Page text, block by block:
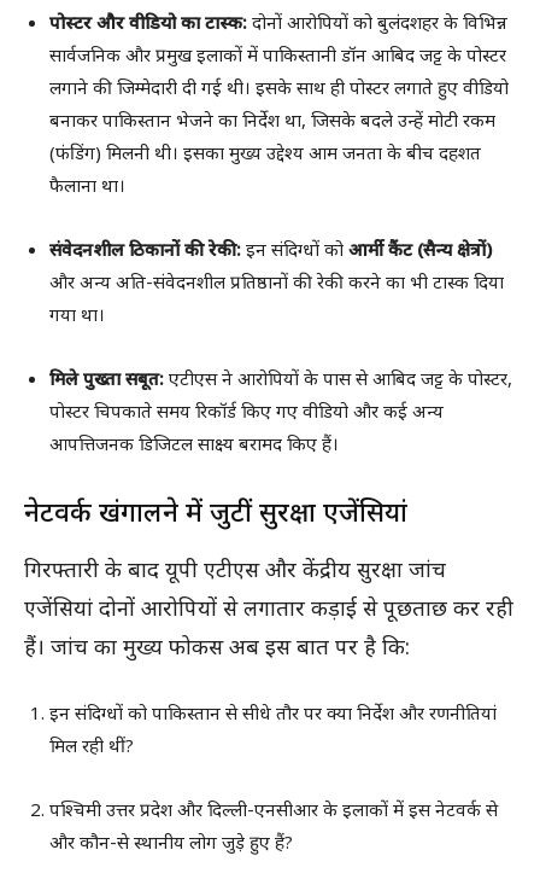
पोस्टर और वीडियो का टास्क: दोनों आरोपियों को बुलंदशहर के विभिन्न
सार्वजनिक और प्रमुख इलाकों में पाकिस्तानी डॉन आबिद जट्ट के पोस्टर
लगाने की जिम्मेदारी दी गई थी। इसके साथ ही पोस्टर लगाते हुए वीडियो
बनाकर पाकिस्तान भेजने का निर्देश था, जिसके बदले उन्हें मोटी रकम
(फंडिंग) मिलनी थी। इसका मुख्य उद्देश्य आम जनता के बीच दहशत
फैलाना था।
संवेदनशील ठिकानों की रेकी: इन संदिग्धों को आर्मी कैंट (सैन्य क्षेत्रों)
और अन्य अति-संवेदनशील प्रतिष्ठानों की रेकी करने का भी टास्क दिया
गया था।
मिले पुख्ता सबूत: एटीएस ने आरोपियों के पास से आबिद जट्ट के पोस्टर,
पोस्टर चिपकाते समय रिकॉर्ड किए गए वीडियो और कई अन्य
आपत्तिजनक डिजिटल साक्ष्य बरामद किए हैं।
नेटवर्क खंगालने में जुटीं सुरक्षा एजेंसियां
गिरफ्तारी के बाद यूपी एटीएस और केंद्रीय सुरक्षा जांच
एजेंसियां दोनों आरोपियों से लगातार कड़ाई से पूछताछ कर रही
हैं। जांच का मुख्य फोकस अब इस बात पर है कि:
इन संदिग्धों को पाकिस्तान से सीधे तौर पर क्या निर्देश और रणनीतियां
मिल रही थीं?
पश्चिमी उत्तर प्रदेश और दिल्ली-एनसीआर के इलाकों में इस नेटवर्क से
और कौन-से स्थानीय लोग जुड़े हुए हैं?